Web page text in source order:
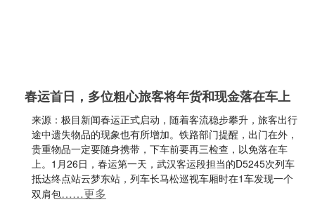
春运首日，多位粗心旅客将年货和现金落在车上
来源：极目新闻春运正式启动，随着客流稳步攀升，旅客出行
途中遗失物品的现象也有所增加。铁路部门提醒，出门在外，
贵重物品一定要随身携带，下车前要再三检查，以免落在车
上。1月26日，春运第一天，武汉客运段担当的D5245次列车
抵达终点站云梦东站，列车长马松巡视车厢时在1车发现一个
双肩包……更多